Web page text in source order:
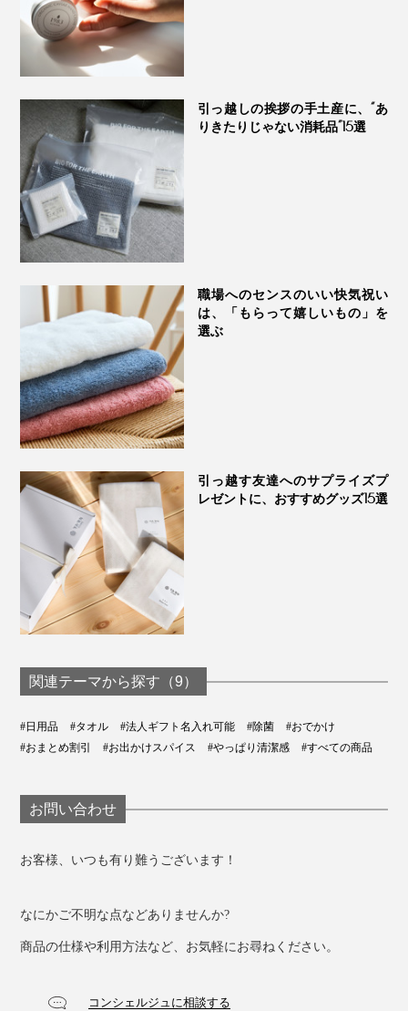
引っ越しの挨拶の手土産に、“あ
りきたりじゃない消耗品”15選
職場へのセンスのいい快気祝い
は、「もらって嬉しいもの」を
選ぶ
引っ越す友達へのサプライズプ
レゼントに、おすすめグッズ15選
関連テーマから探す（9）
#日用品 #タオル #法人ギフト名入れ可能 #除菌
#おでかけ
#おまとめ割引
#お出かけスパイス #やっぱり清潔感 #すべての商品
お問い合わせ
お客様、いつも有り難うございます！
なにかご不明な点などありませんか?
商品の仕様や利用方法など、お気軽にお尋ねください。
コンシェルジュに相談する